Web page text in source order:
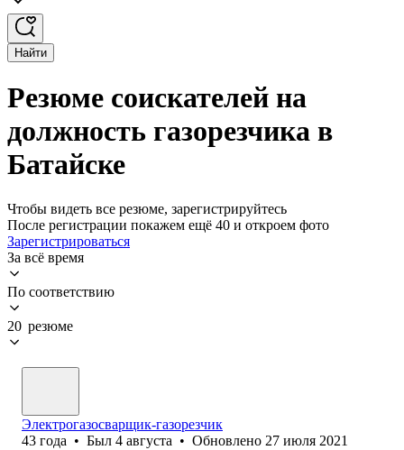
Найти
Резюме соискателей на
должность газорезчика в
Батайске
Чтобы видеть все резюме, зарегистрируйтесь
После регистрации покажем ещё 40 и откроем фото
Зарегистрироваться
За всё время
По соответствию
20 резюме
Электрогазосварщик-газорезчик
43 года • Был 4 августа • Обновлено 27 июля 2021